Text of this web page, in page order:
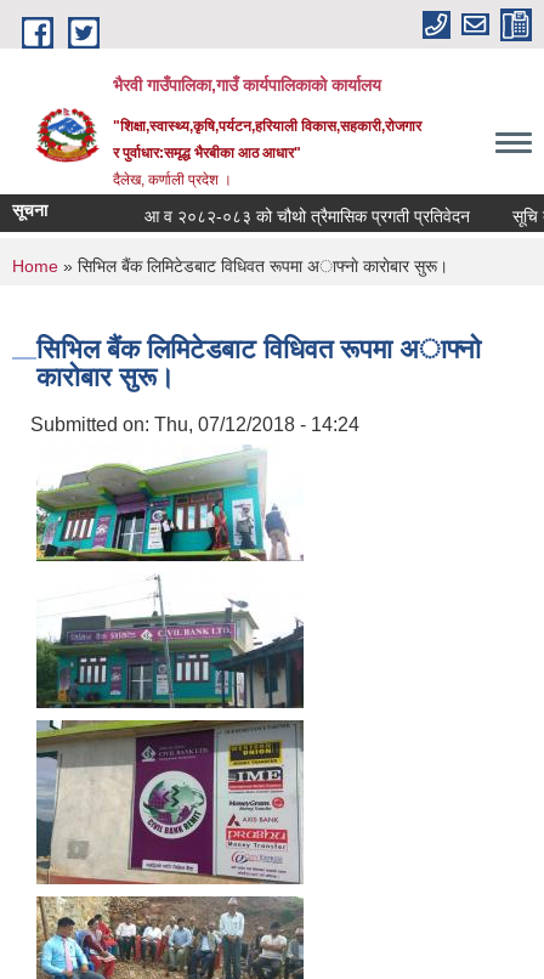
Skip to main content
भैरवी गाउँपालिका,गाउँ कार्यपालिकाको कार्यालय
"शिक्षा,स्वास्थ्य,कृषि,पर्यटन,हरियाली विकास,सहकारी,रोजगार
र पुर्वाधार:समृद्ध भैरबीका आठ आधार"
दैलेख, कर्णाली प्रदेश ।
सूचना आ व २०८२-०८३ को चौथो त्रैमासिक प्रगती प्रतिवेदन सूचि
You are here
Home » सिभिल बैंक लिमिटेडबाट विधिवत रूपमा अाफ्नाे काराेबार सुरू।
सिभिल बैंक लिमिटेडबाट विधिवत रूपमा अाफ्नाे
काराेबार सुरू।
Submitted on: Thu, 07/12/2018 - 14:24